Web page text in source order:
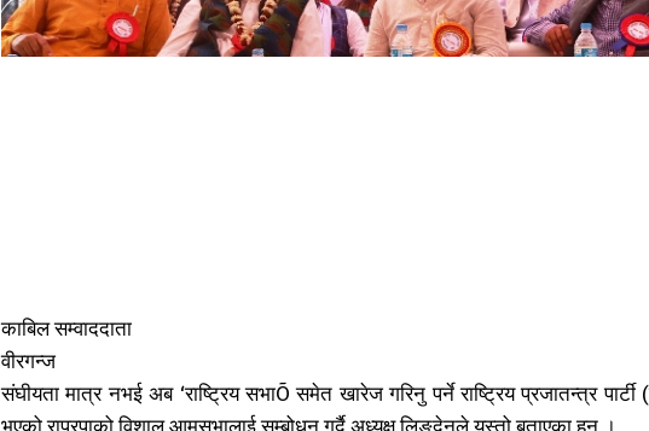
काबिल सम्वाददाता
वीरगन्ज
संघीयता मात्र नभई अब ‘राष्ट्रिय सभाÕ समेत खारेज गरिनु पर्ने राष्ट्रिय प्रजातन्त्र
भएको राप्रपाको विशाल आमसभालाई सम्बोधन गर्दै अध्यक्ष लिङदेनले यस्तो बताएका हुन् ।